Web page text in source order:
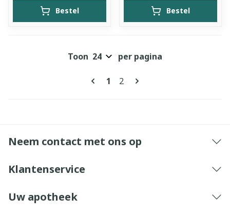
Bestel Bestel
Pagina's
U lees momenteel pagina
1 Pagina
2
Toon per pagina
Neem contact met ons op
Klantenservice
Uw apotheek